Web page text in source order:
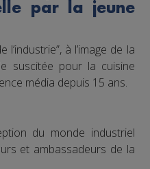
par la jeune
à l’image de la
suscitée pour la cuisine
média depuis 15 ans.
du monde industriel
et ambassadeurs de la